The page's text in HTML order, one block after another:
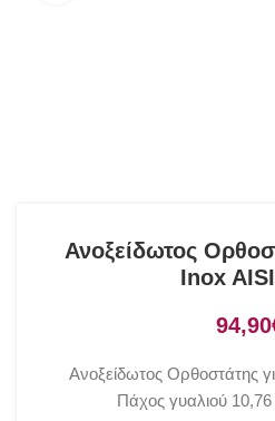
Ανοξείδωτος
Inox
Ανοξείδωτος Ορθοστάτης
Πάχος γυαλιού